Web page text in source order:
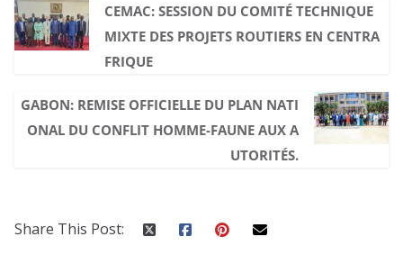
CEMAC: SESSION DU COMITÉ TECHNIQUE
MIXTE DES PROJETS ROUTIERS EN CENTRA
FRIQUE
GABON: REMISE OFFICIELLE DU PLAN NATI
ONAL DU CONFLIT HOMME-FAUNE AUX A
UTORITÉS.
Share This Post: